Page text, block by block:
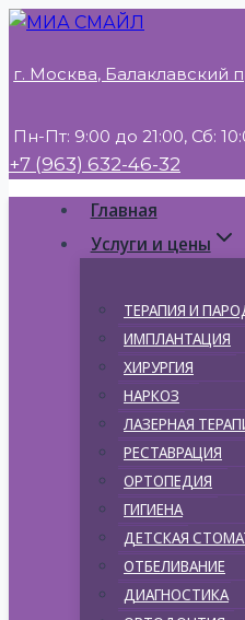
Перейти
содержимому
г. Москва, Балаклавский
Пн-Пт: 9:00 до 21:00, Сб:
+7 (963) 632-46-32
Главная
Услуги и цены
ТЕРАПИЯ И
ИМПЛАНТАЦИЯ
ХИРУРГИЯ
НАРКОЗ
ЛАЗЕРНАЯ
РЕСТАВРАЦИЯ
ОРТОПЕДИЯ
ГИГИЕНА
ДЕТСКАЯ
ОТБЕЛИВАНИЕ
ДИАГНОСТИКА